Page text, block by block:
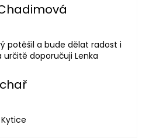
obchodu je 5 z 5 hvězdiček.
potěšil a bude dělat radost i
určitě doporučuji Lenka
obchodu je 5 z 5 hvězdiček.